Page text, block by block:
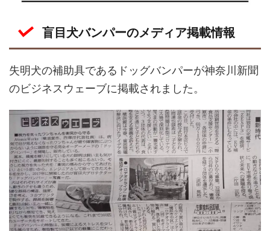
盲目犬バンパーのメディア掲載情報
失明犬の補助具であるドッグバンパーが神奈川新聞
のビジネスウェーブに掲載されました。